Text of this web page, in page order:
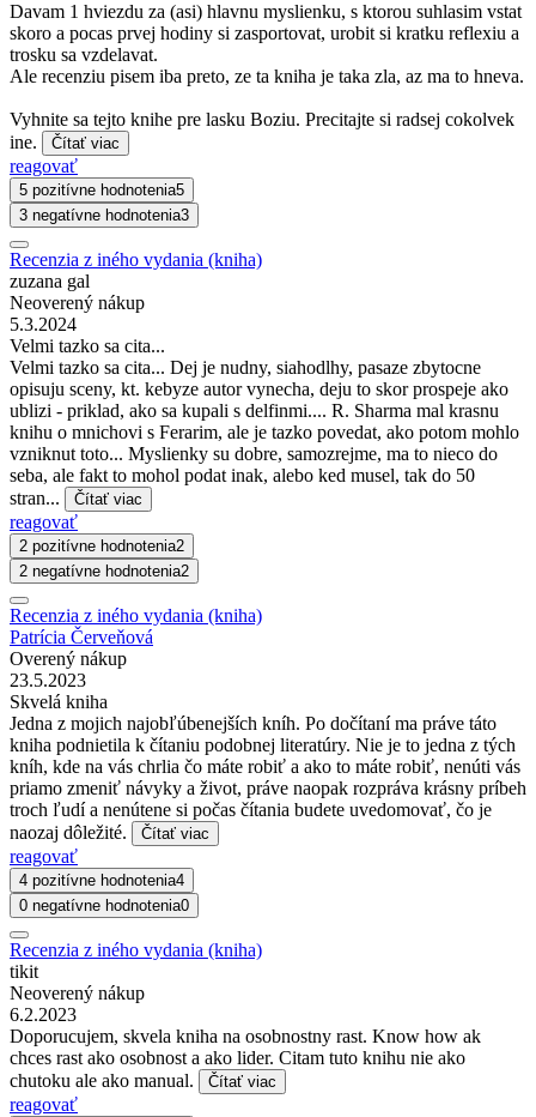
Davam 1 hviezdu za (asi) hlavnu myslienku, s ktorou suhlasim vstat
skoro a pocas prvej hodiny si zasportovat, urobit si kratku reflexiu a
trosku sa vzdelavat.
Ale recenziu pisem iba preto, ze ta kniha je taka zla, az ma to hneva.
Vyhnite sa tejto knihe pre lasku Boziu. Precitajte si radsej cokolvek
ine.
Čítať viac
reagovať
5 pozitívne hodnotenia5
3 negatívne hodnotenia3
Recenzia z iného vydania (kniha)
zuzana gal
Neoverený nákup
5.3.2024
Velmi tazko sa cita...
Velmi tazko sa cita... Dej je nudny, siahodlhy, pasaze zbytocne
opisuju sceny, kt. kebyze autor vynecha, deju to skor prospeje ako
ublizi - priklad, ako sa kupali s delfinmi.... R. Sharma mal krasnu
knihu o mnichovi s Ferarim, ale je tazko povedat, ako potom mohlo
vzniknut toto... Myslienky su dobre, samozrejme, ma to nieco do
seba, ale fakt to mohol podat inak, alebo ked musel, tak do 50
stran...
Čítať viac
reagovať
2 pozitívne hodnotenia2
2 negatívne hodnotenia2
Recenzia z iného vydania (kniha)
Patrícia Červeňová
Overený nákup
23.5.2023
Skvelá kniha
Jedna z mojich najobľúbenejších kníh. Po dočítaní ma práve táto
kniha podnietila k čítaniu podobnej literatúry. Nie je to jedna z tých
kníh, kde na vás chrlia čo máte robiť a ako to máte robiť, nenúti vás
priamo zmeniť návyky a život, práve naopak rozpráva krásny príbeh
troch ľudí a nenútene si počas čítania budete uvedomovať, čo je
naozaj dôležité.
Čítať viac
reagovať
4 pozitívne hodnotenia4
0 negatívne hodnotenia0
Recenzia z iného vydania (kniha)
tikit
Neoverený nákup
6.2.2023
Doporucujem, skvela kniha na osobnostny rast. Know how ak
chces rast ako osobnost a ako lider. Citam tuto knihu nie ako
chutoku ale ako manual.
Čítať viac
reagovať